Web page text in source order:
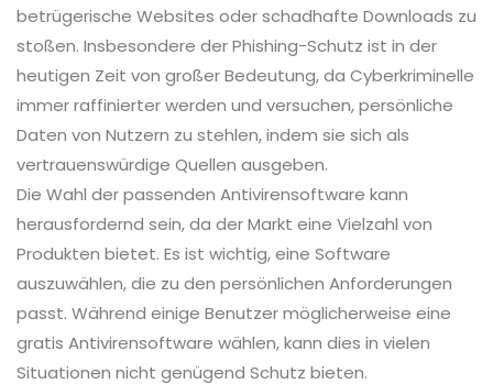
betrügerische Websites oder schadhafte Downloads zu
stoßen. Insbesondere der Phishing-Schutz ist in der
heutigen Zeit von großer Bedeutung, da Cyberkriminelle
immer raffinierter werden und versuchen, persönliche
Daten von Nutzern zu stehlen, indem sie sich als
vertrauenswürdige Quellen ausgeben.
Die Wahl der passenden Antivirensoftware kann
herausfordernd sein, da der Markt eine Vielzahl von
Produkten bietet. Es ist wichtig, eine Software
auszuwählen, die zu den persönlichen Anforderungen
passt. Während einige Benutzer möglicherweise eine
gratis Antivirensoftware wählen, kann dies in vielen
Situationen nicht genügend Schutz bieten.